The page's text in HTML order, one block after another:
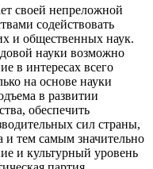
своей непреложной
содействовать
и общественных наук.
науки возможно
в интересах всего
на основе науки
в развитии
обеспечить
сил страны,
и тем самым значительно
и культурный уровень